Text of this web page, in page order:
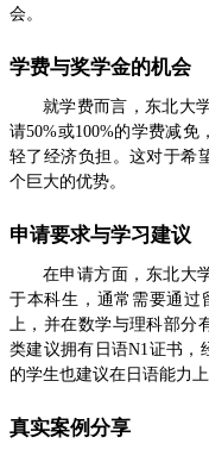
会。
学费与奖学金的机会
就学费而言，东北大
请50%或100%的学费减
轻了经济负担。这对于希
个巨大的优势。
申请要求与学习建议
在申请方面，东北大
于本科生，通常需要通过
上，并在数学与理科部
类建议拥有日语N1证书，
的学生也建议在日语能力上
真实案例分享